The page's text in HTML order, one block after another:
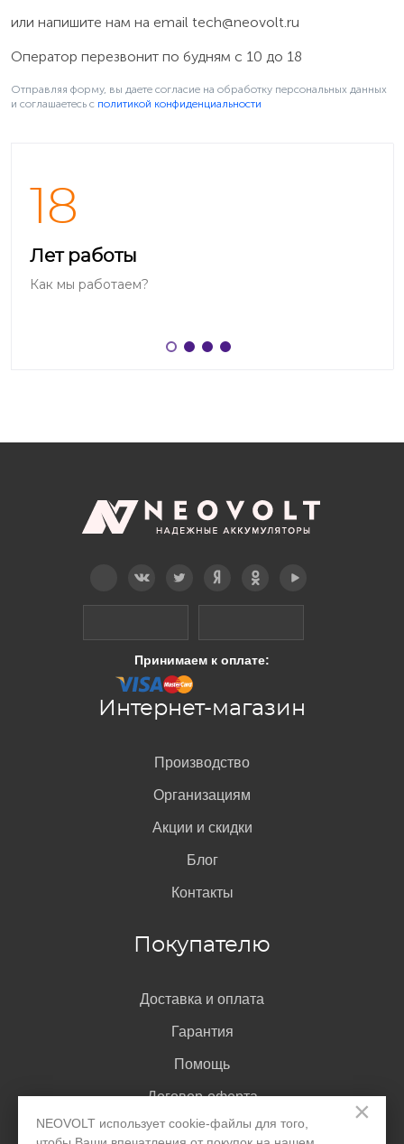
×
NEOVOLT использует cookie-файлы для того,
или напишите нам на email tech@neovolt.ru
Оператор перезвонит по будням с 10 до 18
Отправляя форму, вы даете согласие на обработку персональных данных
и соглашаетесь c политикой конфиденциальности
18
Лет работы
Как мы работаем?
Принимаем к оплате:
Интернет-магазин
Производство
Организациям
Акции и скидки
Блог
Контакты
Покупателю
Доставка и оплата
Гарантия
Помощь
Договор-оферта
Написать директору